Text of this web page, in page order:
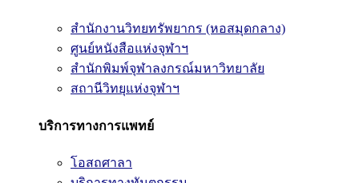
สำนักงานวิทยทรัพยากร (หอสมุดกลาง)
ศูนย์หนังสือแห่งจุฬาฯ
สำนักพิมพ์จุฬาลงกรณ์มหาวิทยาลัย
สถานีวิทยุแห่งจุฬาฯ
บริการทางการแพทย์
โอสถศาลา